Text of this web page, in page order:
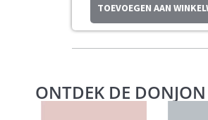
TOEVOEGEN AAN
ONTDEK DE